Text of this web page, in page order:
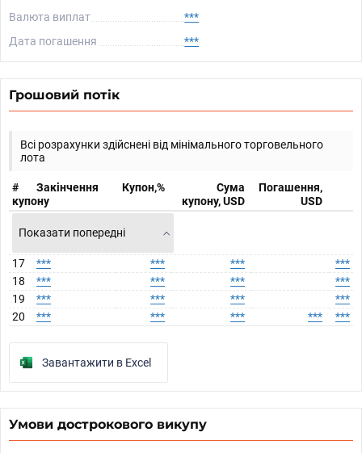
Валюта виплат
***
Дата погашення
***
Грошовий потік
Всі розрахунки здійснені від мінімального торговельного
лота
#
Закінчення
купону
Купон,%
Сума
купону, USD
Погашення,
USD
Показати попередні
17 *** *** ***
***
18
*** *** ***
***
19
*** *** ***
***
20
*** *** *** *** ***
Завантажити в Excel
Умови дострокового викупу